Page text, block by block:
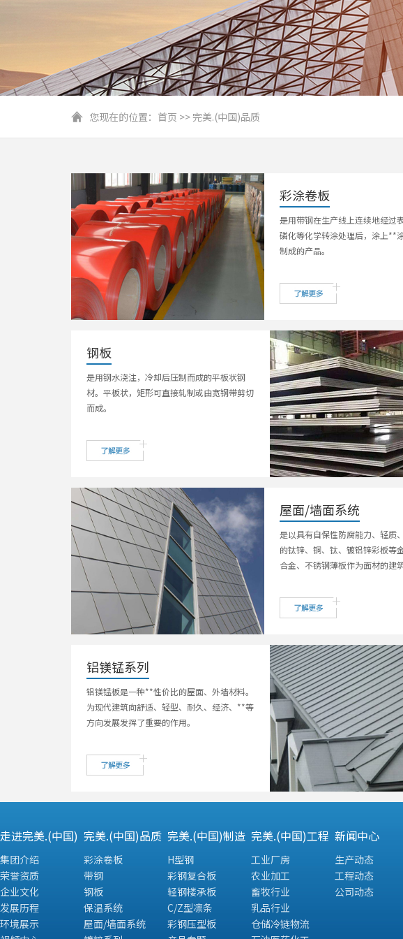
您现在的位置： 首页 >> 完美.(中国)品质
彩涂卷板
是用带钢在生产线上连续地经过
磷化等化学转涂处理后，涂上**
制成的产品。
钢板
是用钢水浇注，冷却后压制而成的平板状钢
材。平板状，矩形可直接轧制或由宽钢带剪切
而成。
屋面/墙面系统
是以具有自保性防腐能力、轻质
的钛锌、铜、钛、镀铝锌彩板等
合金、不锈钢薄板作为面材的建
铝镁锰系列
铝镁锰板是一种**性价比的屋面、外墙材料。
为现代建筑向舒适、轻型、耐久、经济、**等
方向发展发挥了重要的作用。
走进完美.(中国)
集团介绍
荣誉资质
企业文化
发展历程
环境展示
完美.(中国)品质
彩涂卷板
带钢
钢板
保温系统
屋面/墙面系统
完美.(中国)制造
H型钢
彩钢复合板
轻钢楼承板
C/Z型凛条
彩钢压型板
完美.(中国)工程
工业厂房
农业加工
畜牧行业
乳品行业
仓储冷链物流
新闻中心
生产动态
工程动态
公司动态